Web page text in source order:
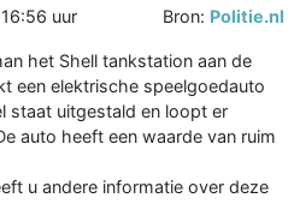
uur Bron: Politie.nl
het Shell tankstation aan de
een elektrische speelgoedauto
staat uitgestald en loopt er
auto heeft een waarde van ruim
u andere informatie over deze